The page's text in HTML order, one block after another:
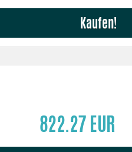
Kaufen!
822.27 EUR